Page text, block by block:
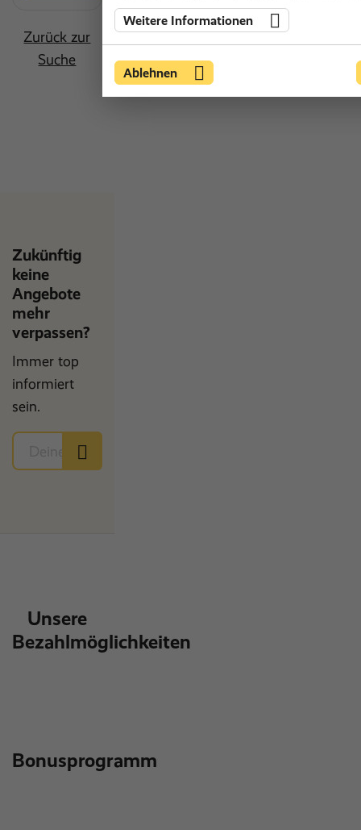
Zurück zur
Suche
Zukünftig
keine
Angebote
mehr
verpassen?
Immer top
informiert
sein.
Unsere
Bezahlmöglichkeiten
Bonusprogramm
Weitere Informationen
Ablehnen